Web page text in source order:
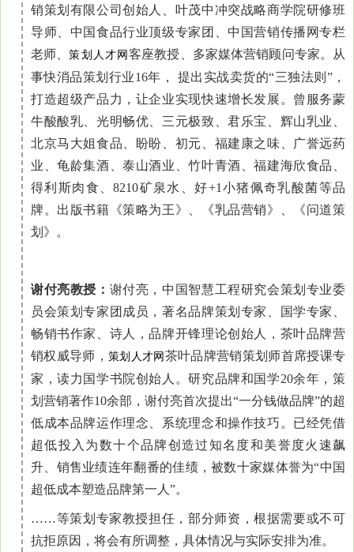
销策划有限公司创始人、叶茂中冲突战略商学院研修班
导师、中国食品行业顶级专家团、中国营销传播网专栏
老师、策划人才网 客座教授、多家媒体营销顾问专家。从
事快消品策划行业16年， 提出实战卖货的“三独法则”，
打造超级产品力，让企业实现快速增长发展。曾服务蒙
牛酸酸乳、光明畅优、三元极致、君乐宝、辉山乳业、
北京马大姐食品、盼盼、初元、福建康之味、广誉远药
业、龟龄集酒、泰山酒业、竹叶青酒、福建海欣食品、
得利斯肉食、8210矿泉水、好+1小猪佩奇乳酸菌等品
牌。出版书籍《策略为王》、《乳品营销》、《问道策
划》。
谢付亮教授： 谢付亮，中国智慧工程研究会策划专业委
员会策划专家团成员，著名品牌策划专家、国学专家、
畅销书作家、诗人，品牌开锋理论创始人，茶叶品牌营
销权威导师， 策划人才网 茶叶品牌营销策划师首席授课专
家，读力国学书院创始人。研究品牌和国学20余年，策
划营销著作10余部，谢付亮首次提出“一分钱做品牌”的超
低成本品牌运作理念、系统理念和操作技巧。已经凭借
超低投入为数十个品牌创造过知名度和美誉度火速飙
升、销售业绩连年翻番的佳绩，被数十家媒体誉为“中国
超低成本塑造品牌第一人”。
……等策划专家教授担任，部分师资，根据需要或不可
抗拒原因，将会有所调整，具体情况与实际安排为准。